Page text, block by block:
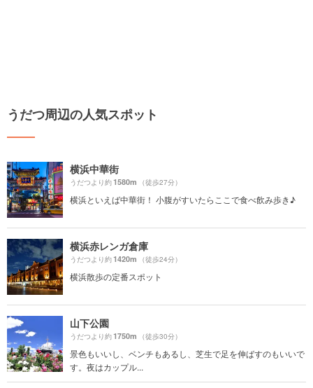
うだつ周辺の人気スポット
横浜中華街
うだつより約1580m （徒歩27分）
横浜といえば中華街！ 小腹がすいたらここで食べ飲み歩き♪
横浜赤レンガ倉庫
うだつより約1420m （徒歩24分）
横浜散歩の定番スポット
山下公園
うだつより約1750m （徒歩30分）
景色もいいし、ベンチもあるし、芝生で足を伸ばすのもいいで
す。夜はカップル...